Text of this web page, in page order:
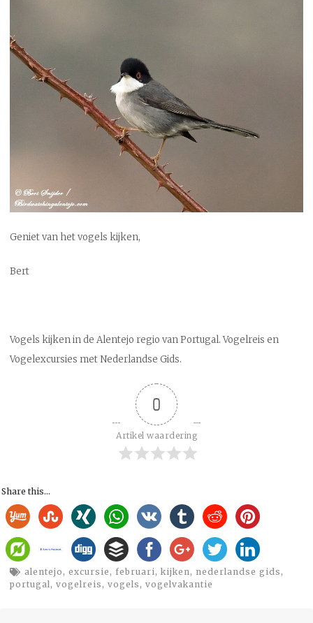
Geniet van het vogels kijken,
Bert
Vogels kijken in de Alentejo regio van Portugal. Vogelreis en
Vogelexcursies met Nederlandse Gids.
0
Artikel waardering
Share this...
alentejo , excursie , februari, kijken, nederlandse gids ,
portugal, vogelreis , vogels , vogelvakantie